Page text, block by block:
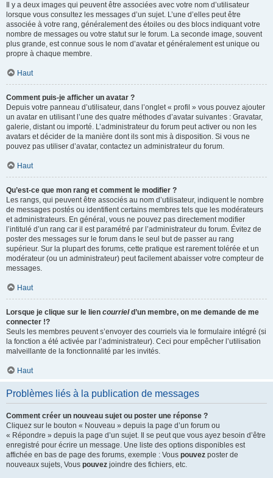
Il y a deux images qui peuvent être associées avec votre nom d’utilisateur
lorsque vous consultez les messages d’un sujet. L’une d’elles peut être
associée à votre rang, généralement des étoiles ou des blocs indiquant votre
nombre de messages ou votre statut sur le forum. La seconde image, souvent
plus grande, est connue sous le nom d’avatar et généralement est unique ou
propre à chaque membre.
Haut
Comment puis-je afficher un avatar ?
Depuis votre panneau d’utilisateur, dans l’onglet « profil » vous pouvez ajouter
un avatar en utilisant l’une des quatre méthodes d’avatar suivantes : Gravatar,
galerie, distant ou importé. L’administrateur du forum peut activer ou non les
avatars et décider de la manière dont ils sont mis à disposition. Si vous ne
pouvez pas utiliser d’avatar, contactez un administrateur du forum.
Haut
Qu’est-ce que mon rang et comment le modifier ?
Les rangs, qui peuvent être associés au nom d’utilisateur, indiquent le nombre
de messages postés ou identifient certains membres tels que les modérateurs
et administrateurs. En général, vous ne pouvez pas directement modifier
l’intitulé d’un rang car il est paramétré par l’administrateur du forum. Évitez de
poster des messages sur le forum dans le seul but de passer au rang
supérieur. Sur la plupart des forums, cette pratique est rarement tolérée et un
modérateur (ou un administrateur) peut facilement abaisser votre compteur de
messages.
Haut
Lorsque je clique sur le lien courrield’un membre, on me demande de me
connecter !?
Seuls les membres peuvent s’envoyer des courriels via le formulaire intégré (si
la fonction a été activée par l’administrateur). Ceci pour empêcher l’utilisation
malveillante de la fonctionnalité par les invités.
Haut
Problèmes liés à la publication de messages
Comment créer un nouveau sujet ou poster une réponse ?
Cliquez sur le bouton « Nouveau » depuis la page d’un forum ou
« Répondre » depuis la page d’un sujet. Il se peut que vous ayez besoin d’être
enregistré pour écrire un message. Une liste des options disponibles est
affichée en bas de page des forums, exemple : Vous pouvez poster de
nouveaux sujets, Vous pouvez joindre des fichiers, etc.